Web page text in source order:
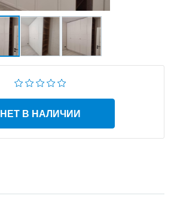
НЕТ В НАЛИЧИИ